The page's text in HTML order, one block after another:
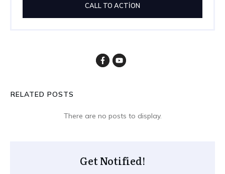
CALL TO ACTION
RELATED POSTS
Get Notified!